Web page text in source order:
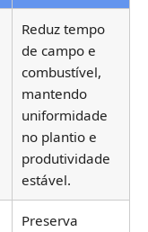
Reduz tempo
de campo e
combustível,
mantendo
uniformidade
no plantio e
produtividade
estável.
Preserva